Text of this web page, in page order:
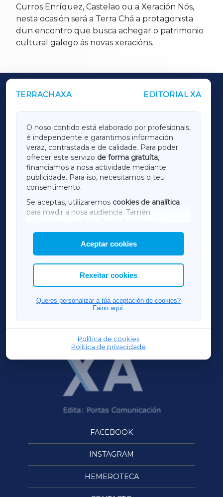
Curros Enríquez, Castelao ou a Xeración Nós,
nesta ocasión será a Terra Chá a protagonista
dun encontro que busca achegar o patrimonio
cultural galego ás novas xeracións.
TERRACHAXA EDITORIAL XA
O noso contido está elaborado por profesionais,
é independente e garantimos información
veraz, contrastada e de calidade. Para poder
ofrecer este servizo de forma gratuíta,
financiamos a nosa actividade mediante
publicidade. Para iso, necesitamos o teu
consentimento.
Se aceptas, utilizaremos cookies de analítica
para medir a nosa audiencia. Tamén
utilizaremos
cookies de marketing
mostrar publicidade de terceiros.
Así mesmo, podes personalizar a elección das
cookies que desexas permitir.
Aceptar cookies
Rexeitar cookies
Queres personalizar a túa aceptación de cookies?
Faino aquí.
Política de cookies
Política de privacidade
OUTROS PERIÓDICOS
LUGOXA
TERRACHAXA
AMARIÑAXA
RIBEIRASACRAXA
ACORUÑAXA
FERROLXA
OURENSEXA
FACEBOOK
INSTAGRAM
HEMEROTECA